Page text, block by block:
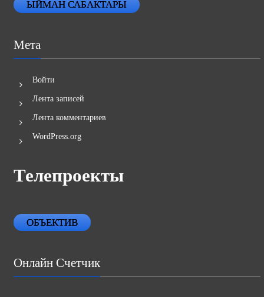
ЫЙМАН САБАКТАРЫ
Мета
Войти
Лента записей
Лента комментариев
WordPress.org
Телепроекты
ОБЪЕКТИВ
Онлайн Счетчик